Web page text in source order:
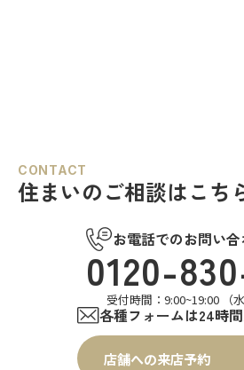
CONTACT
住まいのご相談はこち
お電話でのお問い合
0120-
受付時間：9:00~19:00 （水
各種フォームは24時
店舗への来店予約